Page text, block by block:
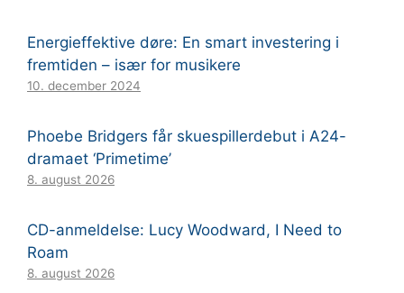
Energieffektive døre: En smart investering i
fremtiden – især for musikere
10. december 2024
Phoebe Bridgers får skuespillerdebut i A24-
dramaet ‘Primetime’
8. august 2026
CD-anmeldelse: Lucy Woodward, I Need to
Roam
8. august 2026